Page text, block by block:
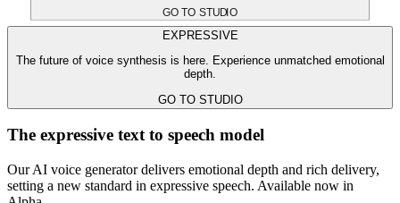
GO TO STUDIO
EXPRESSIVE
The future of voice synthesis is here. Experience unmatched emotional
depth.
GO TO STUDIO
The expressive text to speech model
Our AI voice generator delivers emotional depth and rich delivery,
setting a new standard in expressive speech. Available now in